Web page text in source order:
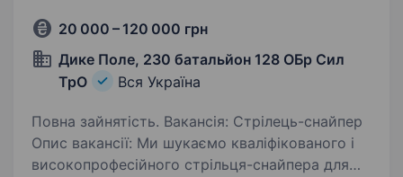
20 000 – 120 000 грн
Дике Поле, 230 батальйон 128 ОБр Сил
ТрО
Вся Україна
Повна зайнятість. Вакансія: Стрілець-снайпер
Опис вакансії: Ми шукаємо кваліфікованого і
високопрофесійного стрільця-снайпера для